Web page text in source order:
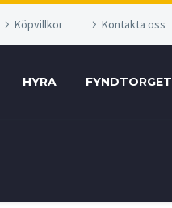
Köpvillkor Kontakta oss
HYRA FYNDTORGET